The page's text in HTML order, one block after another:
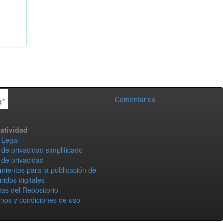
Comentarios
privacidad simplificado
privacidad
para la publicación de
digitales
del Repositorio
y condiciones de uso